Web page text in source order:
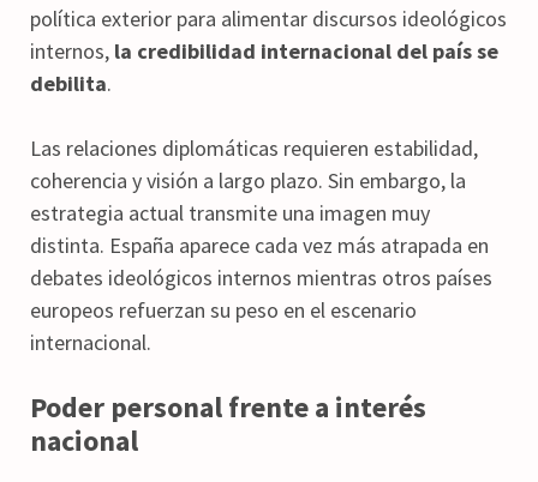
política exterior para alimentar discursos ideológicos
internos, la credibilidad internacional del país se
debilita.
Las relaciones diplomáticas requieren estabilidad,
coherencia y visión a largo plazo. Sin embargo, la
estrategia actual transmite una imagen muy
distinta. España aparece cada vez más atrapada en
debates ideológicos internos mientras otros países
europeos refuerzan su peso en el escenario
internacional.
Poder personal frente a interés
nacional